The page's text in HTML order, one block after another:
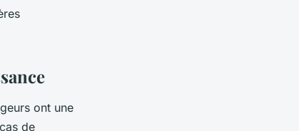
ont une
de